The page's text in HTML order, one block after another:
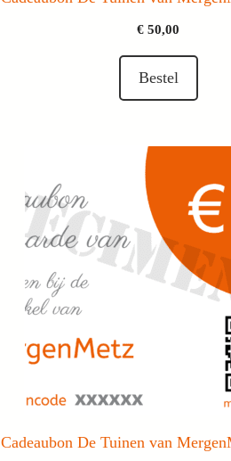
€ 50,00
Bestel
Cadeaubon De Tuinen van